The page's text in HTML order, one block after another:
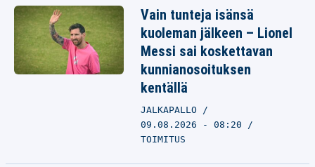
Vain tunteja isänsä
kuoleman jälkeen – Lionel
Messi sai koskettavan
kunnianosoituksen
kentällä
JALKAPALLO
09.08.2026 - 08:20
TOIMITUS